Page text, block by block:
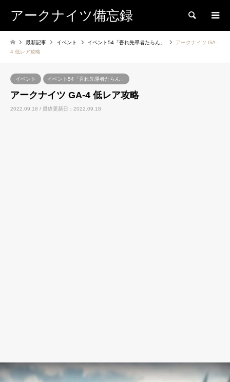
アークナイツ備忘録 検索
最新記事 イベント イベント54「吾れ先導者たらん」
アークナイツ GA-
4 低レア攻略
イベント イベント54「吾れ先導者たらん」
アークナイツ GA-4 低レア攻略
2022.09.18 / 最終更新日：2022.09.18